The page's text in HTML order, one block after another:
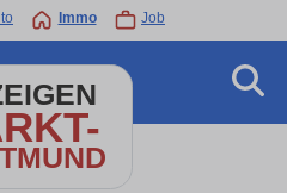
Immo Job